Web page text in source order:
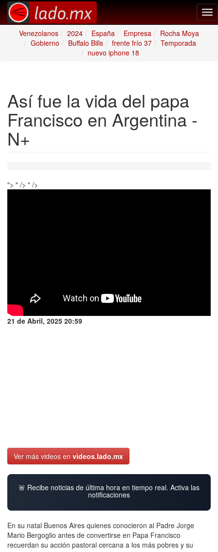
Venezolanos
2024 España Empresa
Rocha Moya
Gobierno
Buffalo Bills frente frío 37
Temporada
nuevo iphone 18
Así fue la vida del papa
Francisco en Argentina -
N+
"> " /> " />
21 de Abril, 2025 20:59
Ver más videos en videos.lado.mx
🚨 Recibe noticias de última hora en tiempo real. Activa las
notificaciones
En su natal Buenos Aires quienes conocieron al Padre Jorge
Mario Bergoglio antes de convertirse en Papa Francisco
recuerdan su acción pastoral cercana a los más pobres y su